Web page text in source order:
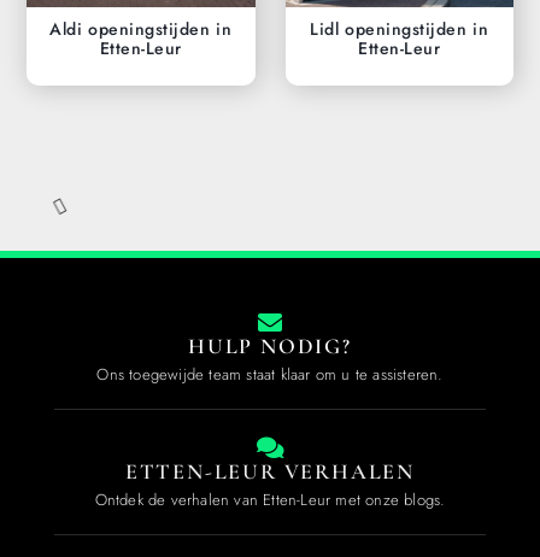
Aldi openingstijden in
Etten-Leur
Lidl openingstijden in
Etten-Leur